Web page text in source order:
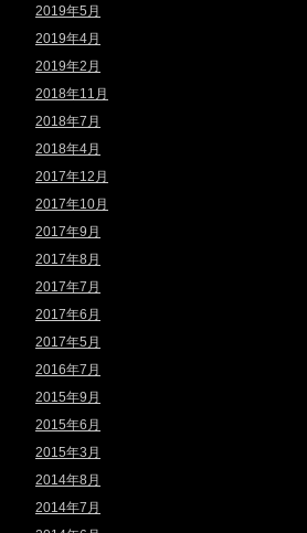
2019年5月
2019年4月
2019年2月
2018年11月
2018年7月
2018年4月
2017年12月
2017年10月
2017年9月
2017年8月
2017年7月
2017年6月
2017年5月
2016年7月
2015年9月
2015年6月
2015年3月
2014年8月
2014年7月